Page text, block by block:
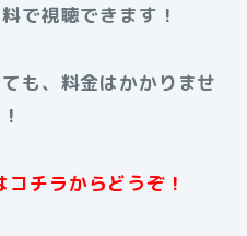
で視聴できます！
も、料金はかかりませ
チラからどうぞ！